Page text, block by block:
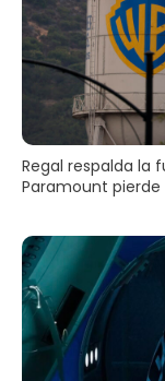
Regal respalda la
Paramount